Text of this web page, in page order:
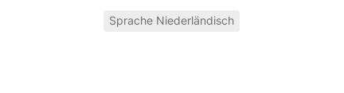
Sprache Niederländisch